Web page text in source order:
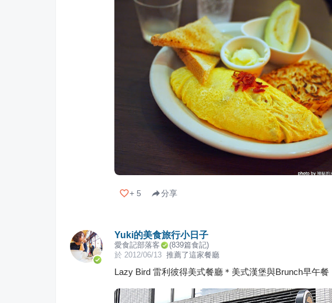
+ 5 分享
Yuki的美食旅行小日子
愛食記部落客 (839篇食記)
於 2012/06/13 推薦了這家餐廳
Lazy Bird 雷利彼得美式餐廳＊美式漢堡與Brunch早午餐